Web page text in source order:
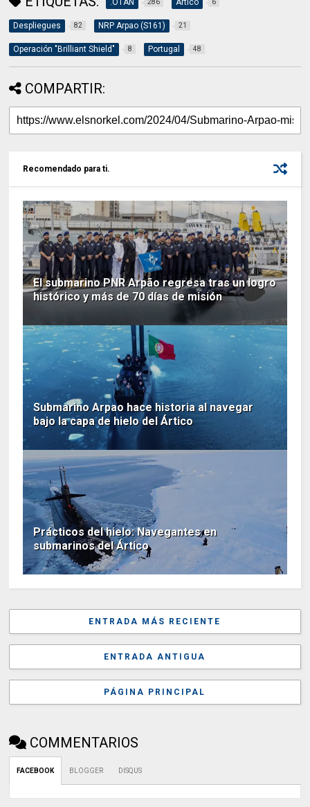
Despliegues 82 NRP Arpao (S161) 21
Operación "Brilliant Shield" 8 Portugal 48
COMPARTIR:
Recomendado para ti.
El submarino PNR Arpão regresa tras un logro
histórico y más de 70 días de misión
Submarino Arpao hace historia al navegar
bajo la capa de hielo del Ártico
Prácticos del hielo: Navegantes en
submarinos del Ártico
ENTRADA MÁS RECIENTE
ENTRADA ANTIGUA
PÁGINA PRINCIPAL
COMMENTARIOS
FACEBOOK BLOGGER DISQUS